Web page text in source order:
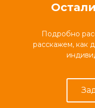
Подробно
расскажем, как